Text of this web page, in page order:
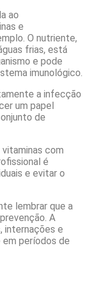
ao
e
O nutriente,
frias, está
e pode
imunológico.
a infecção
um papel
de
com
é
e evitar o
lembrar que a
A
internações e
períodos de